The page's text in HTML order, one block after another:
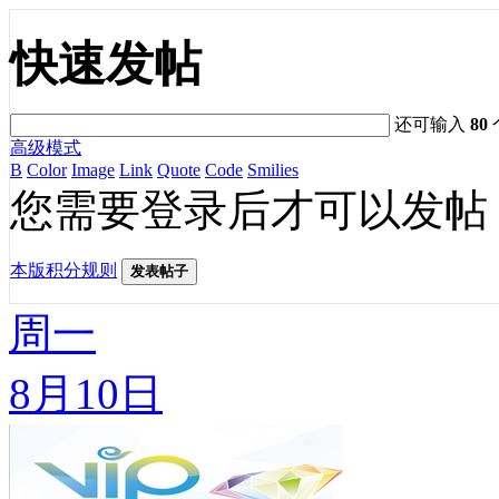
快速发帖
还可输入80
高级模式
B Color Image Link Quote Code Smilies
您需要登录后才可以发帖
本版积分规则 发表帖子
周一
8月10日